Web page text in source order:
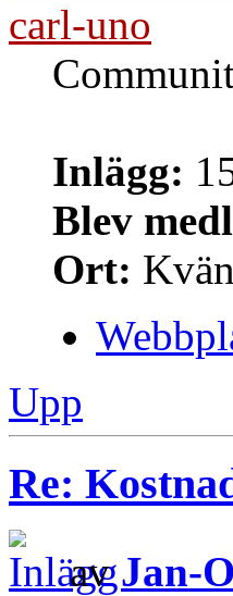
carl-uno
Inlägg:
Blev
Ort:
Upp
Re:
avJan-